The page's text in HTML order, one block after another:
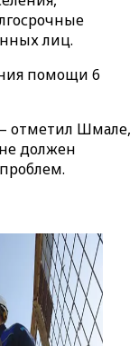
лиц.
помощи 6
отметил Шмале,
должен